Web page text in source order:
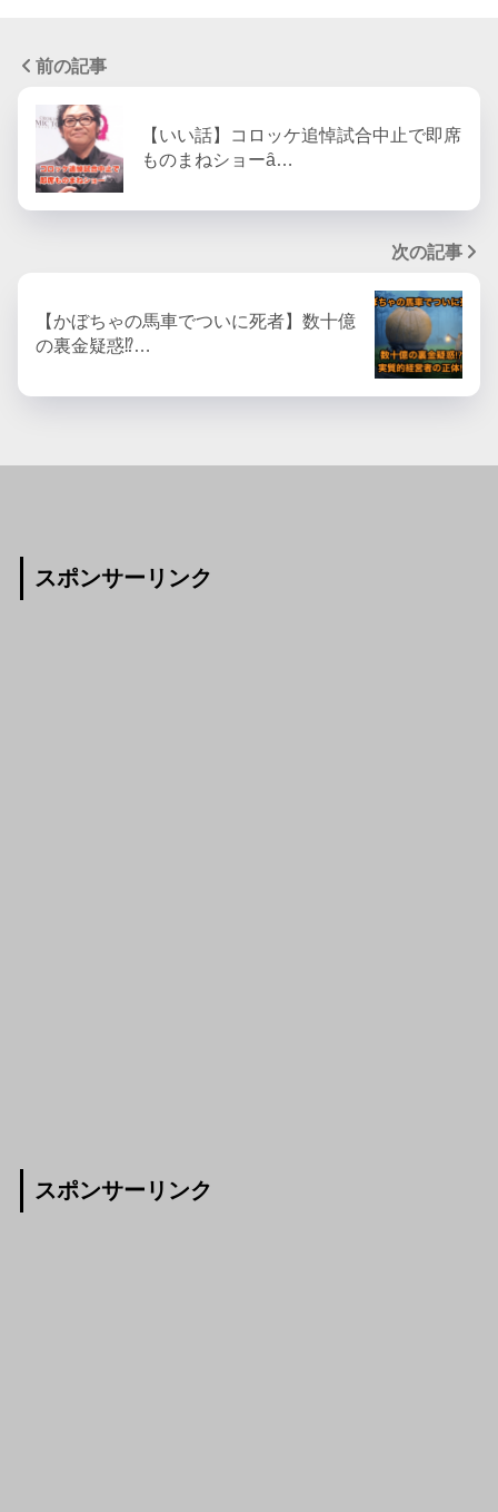
前の記事
【いい話】コロッケ追悼試合中止で即席
ものまねショーȃ…
次の記事
【かぼちゃの馬車でついに死者】数十億
の裏金疑惑⁉…
スポンサーリンク
スポンサーリンク